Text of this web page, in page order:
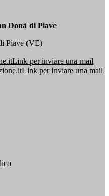
Donà di Piave
Piave (VE)
Link per inviare una mail
Link per inviare una mail